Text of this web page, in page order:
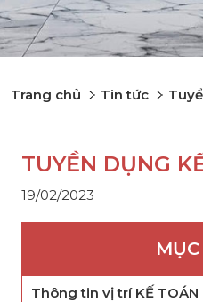
Trang chủ Tin tức
TUYỀN DỤNG
19/02/2023
Thông tin vị trí KẾ TOÁN